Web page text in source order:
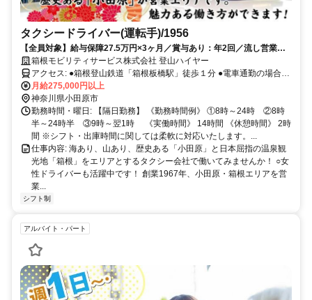
タクシードライバー(運転手)/1956
【全員対象】給与保障27.5万円×3ヶ月／賞与あり：年2回／流し営業な
し！ノルマなし！
箱根モビリティサービス株式会社 登山ハイヤー
アクセス: ●箱根登山鉄道「箱根板橋駅」徒歩１分 ●電車通勤の場合交
通費全額支給
月給275,000円以上
神奈川県小田原市
勤務時間・曜日: 【隔日勤務】 《勤務時間例》 ①8時～24時 ②8時
半～24時半 ③9時～翌1時 《実働時間》 14時間 《休憩時間》 2時
間 ※シフト・出庫時間に関しては柔軟に対応いたします。...
仕事内容: 海あり、山あり、歴史ある「小田原」と日本屈指の温泉観
光地「箱根」をエリアとするタクシー会社で働いてみませんか！ ○女
性ドライバーも活躍中です！ 創業1967年、小田原・箱根エリアを営
業...
シフト制
アルバイト・パート